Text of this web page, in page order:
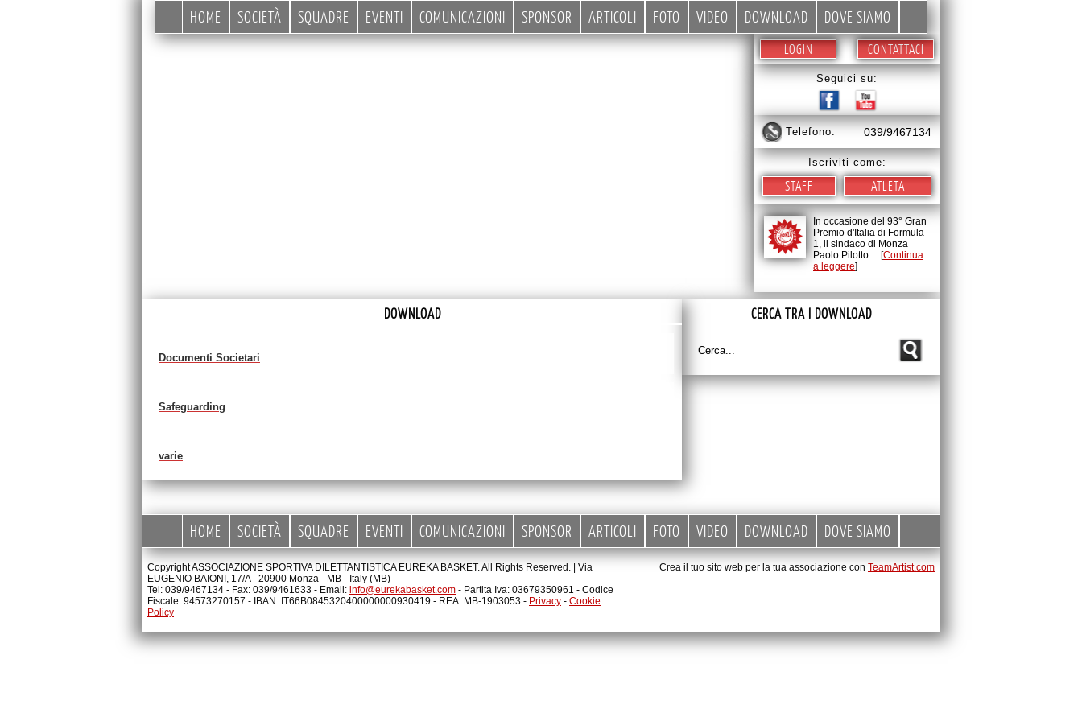
HOME SOCIETÀ SQUADRE EVENTI COMUNICAZIONI SPONSOR ARTICOLI FOTO VIDEO DOWNLOAD DOVE SIAMO
LOGIN CONTATTACI
Seguici su:
telefono: 039/9467134
Iscriviti come:
STAFF ATLETA
In occasione del 93° Gran
Premio d'Italia di Formula
1, il sindaco di Monza
Paolo Pilotto… [Continua
a leggere]
DOWNLOAD
Documenti Societari
Safeguarding
varie
CERCA TRA I DOWNLOAD
HOME SOCIETÀ SQUADRE EVENTI COMUNICAZIONI SPONSOR ARTICOLI FOTO VIDEO DOWNLOAD DOVE SIAMO
Copyright ASSOCIAZIONE SPORTIVA DILETTANTISTICA EUREKA BASKET. All Rights Reserved. | Via
EUGENIO BAIONI, 17/A - 20900 Monza - MB - Italy (MB)
Tel: 039/9467134 - Fax: 039/9461633 - Email: info@eurekabasket.com - Partita Iva: 03679350961 - Codice
Fiscale: 94573270157 - IBAN: IT66B0845320400000000930419 - REA: MB-1903053 - Privacy - Cookie
Policy
Crea il tuo sito web per la tua associazione con TeamArtist.com